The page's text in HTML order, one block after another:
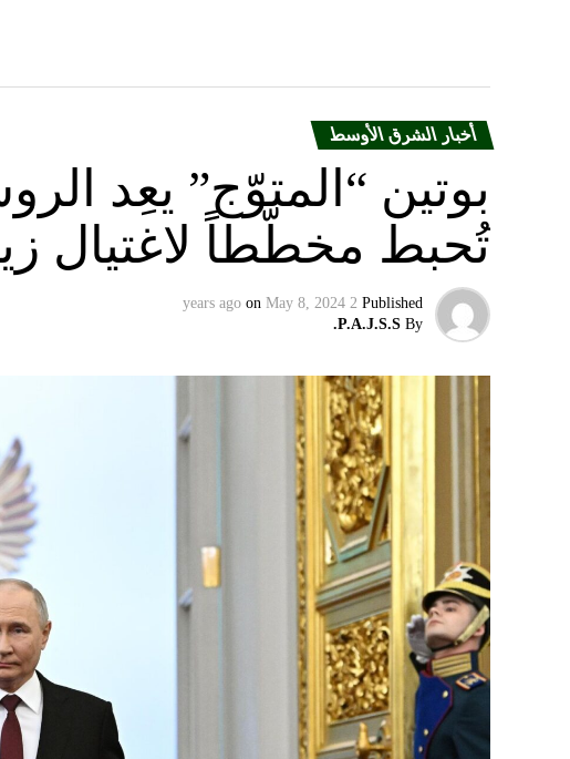
أخبار الشرق الأوسط
بوتين “المتوّج” يعِد
تُحبط مخطّطاً لاغتيال
Published
2 years ago
on May 8, 2024
By
P.A.J.S.S.